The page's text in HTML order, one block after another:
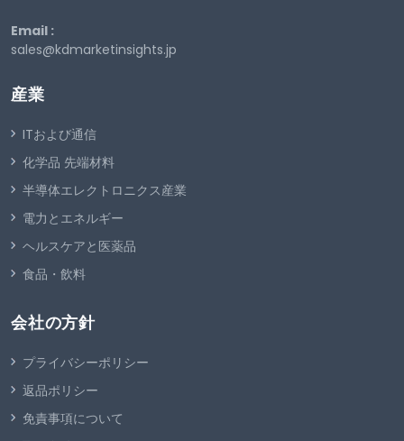
Email :
sales@kdmarketinsights.jp
産業
ITおよび通信
化学品 先端材料
半導体エレクトロニクス産業
電力とエネルギー
ヘルスケアと医薬品
食品・飲料
会社の方針
プライバシーポリシー
返品ポリシー
免責事項について